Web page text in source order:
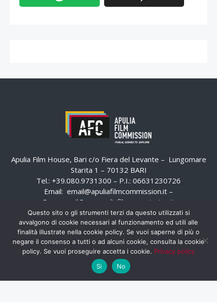
Apulia Film House, Bari c/o Fiera del Levante – Lungomare
Starita 1 – 70132 BARI
Tel.: +39.080.9731300 – P.I.: 06631230726
Email: email@apuliafilmcommission.it –
Pec:
email@pec.apuliafilmcommission.it
Questo sito o gli strumenti terzi da questo utilizzati si
avvalgono di cookie necessari al funzionamento ed utili alle
finalità illustrate nella cookie policy. Se vuoi saperne di più o
negare il consenso a tutti o ad alcuni cookie, consulta la cookie
policy. Se vuoi proseguire accetta i cookie. Privacy policy
Si
No